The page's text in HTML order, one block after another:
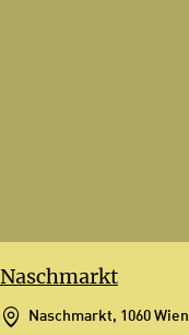
Naschmarkt
Naschmarkt, 1060 Wien